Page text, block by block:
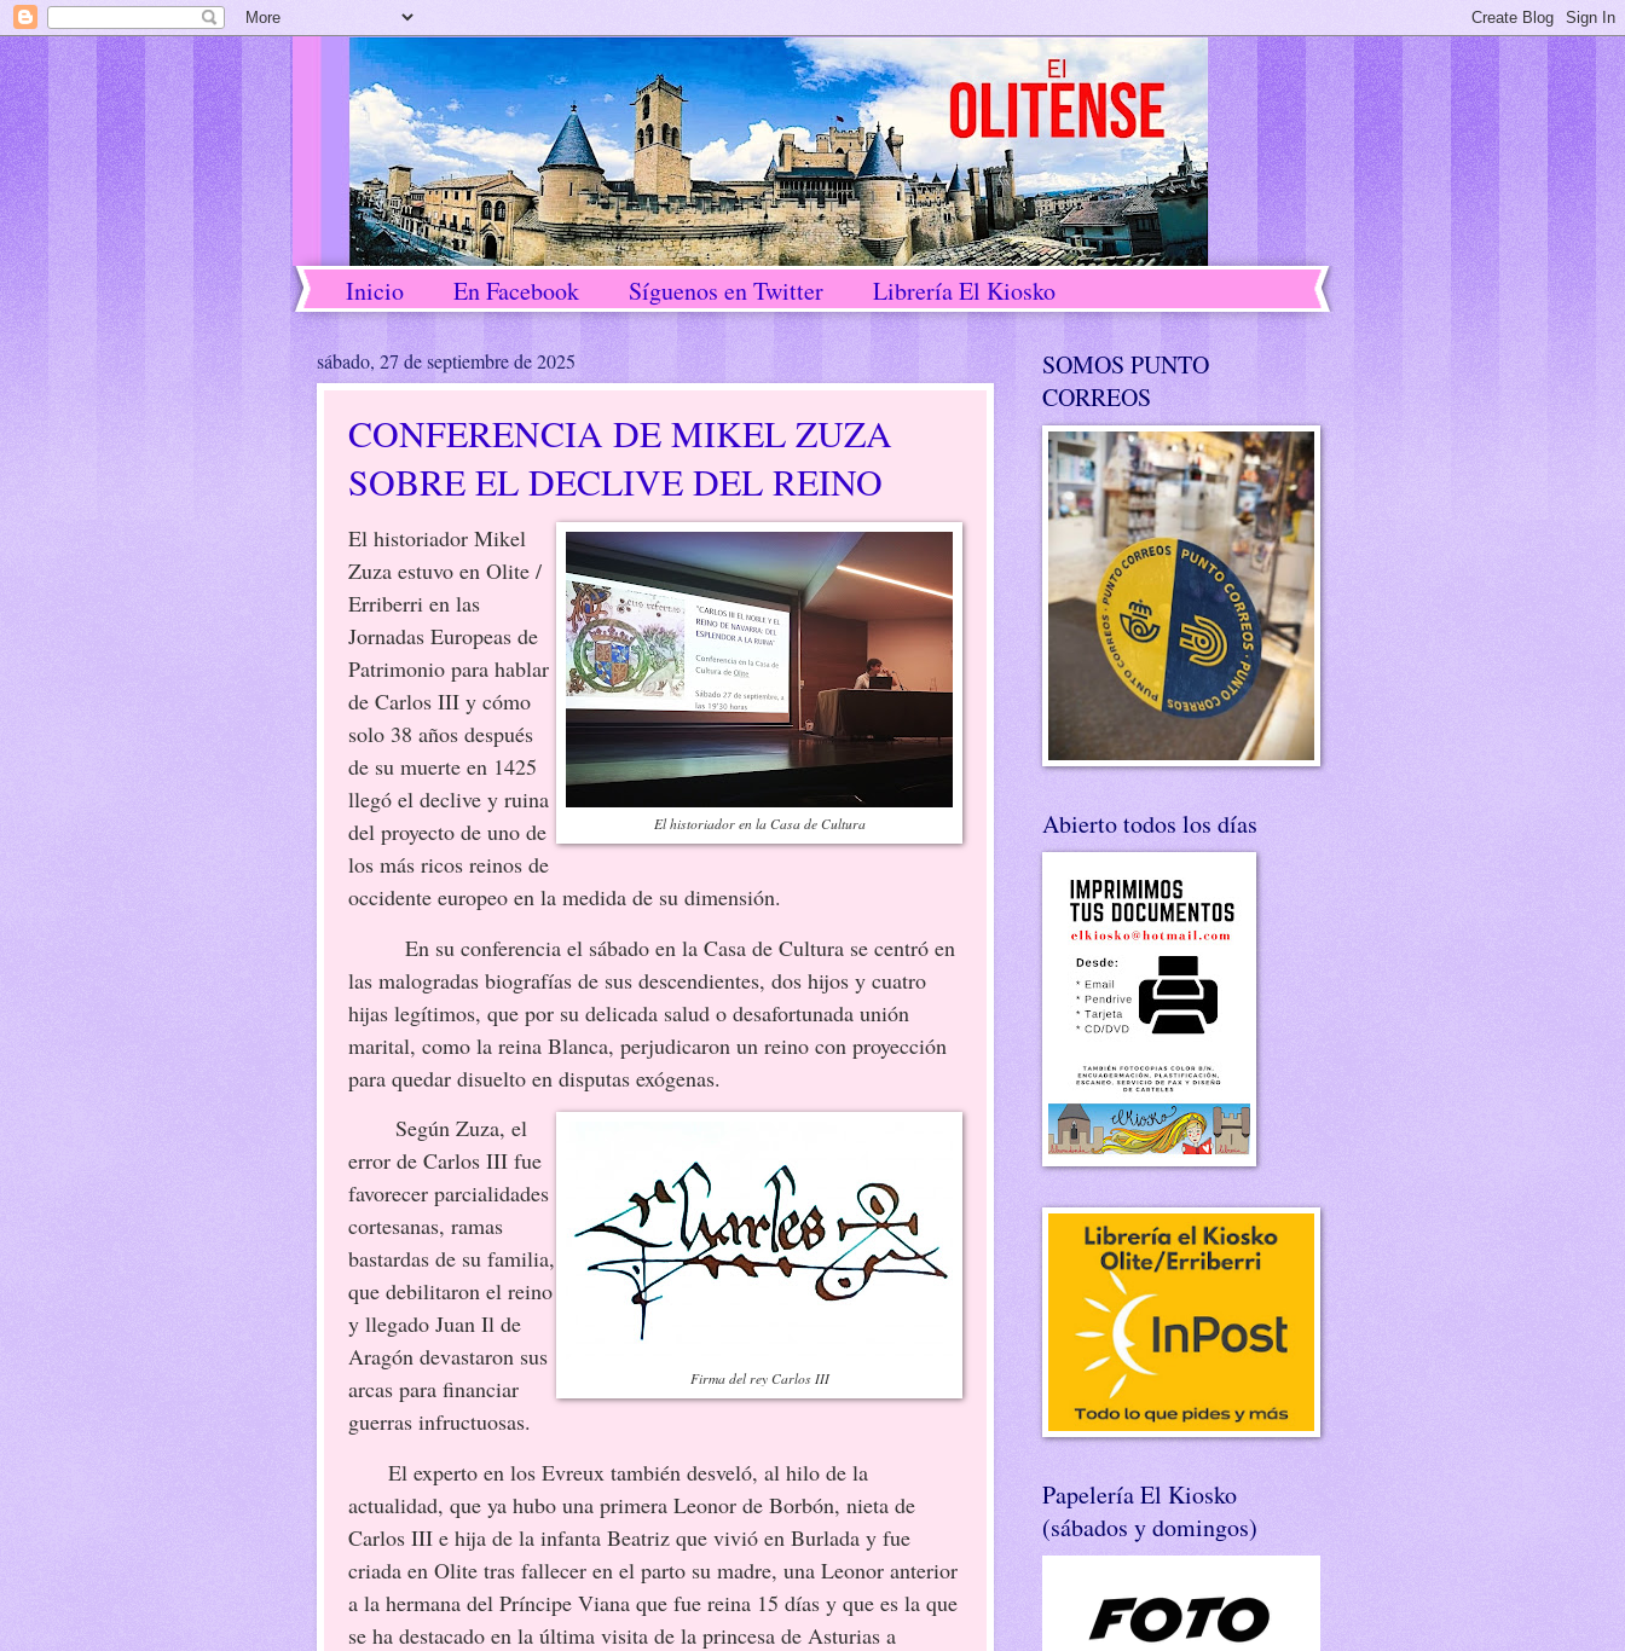
Inicio En Facebook Síguenos en Twitter Librería El Kiosko
sábado, 27 de septiembre de 2025
CONFERENCIA DE MIKEL ZUZA
SOBRE EL DECLIVE DEL REINO
El historiador en la Casa de Cultura
El historiador Mikel
Zuza estuvo en Olite /
Erriberri en las
Jornadas Europeas de
Patrimonio para hablar
de Carlos III y cómo
solo 38 años después
de su muerte en 1425
llegó el declive y ruina
del proyecto de uno de
los más ricos reinos de
occidente europeo en la medida de su dimensión.
En su conferencia el sábado en la Casa de Cultura se centró en
las malogradas biografías de sus descendientes, dos hijos y cuatro
hijas legítimos, que por su delicada salud o desafortunada unión
marital, como la reina Blanca, perjudicaron un reino con proyección
para quedar disuelto en disputas exógenas.
Firma del rey Carlos III
Según Zuza, el
error de Carlos III fue
favorecer parcialidades
cortesanas, ramas
bastardas de su familia,
que debilitaron el reino
y llegado Juan Il de
Aragón devastaron sus
arcas para financiar
guerras infructuosas.
El experto en los Evreux también desveló, al hilo de la
actualidad, que ya hubo una primera Leonor de Borbón, nieta de
Carlos III e hija de la infanta Beatriz que vivió en Burlada y fue
criada en Olite tras fallecer en el parto su madre, una Leonor anterior
a la hermana del Príncipe Viana que fue reina 15 días y que es la que
se ha destacado en la última visita de la princesa de Asturias a
SOMOS PUNTO
CORREOS
Abierto todos los días
Papelería El Kiosko
(sábados y domingos)